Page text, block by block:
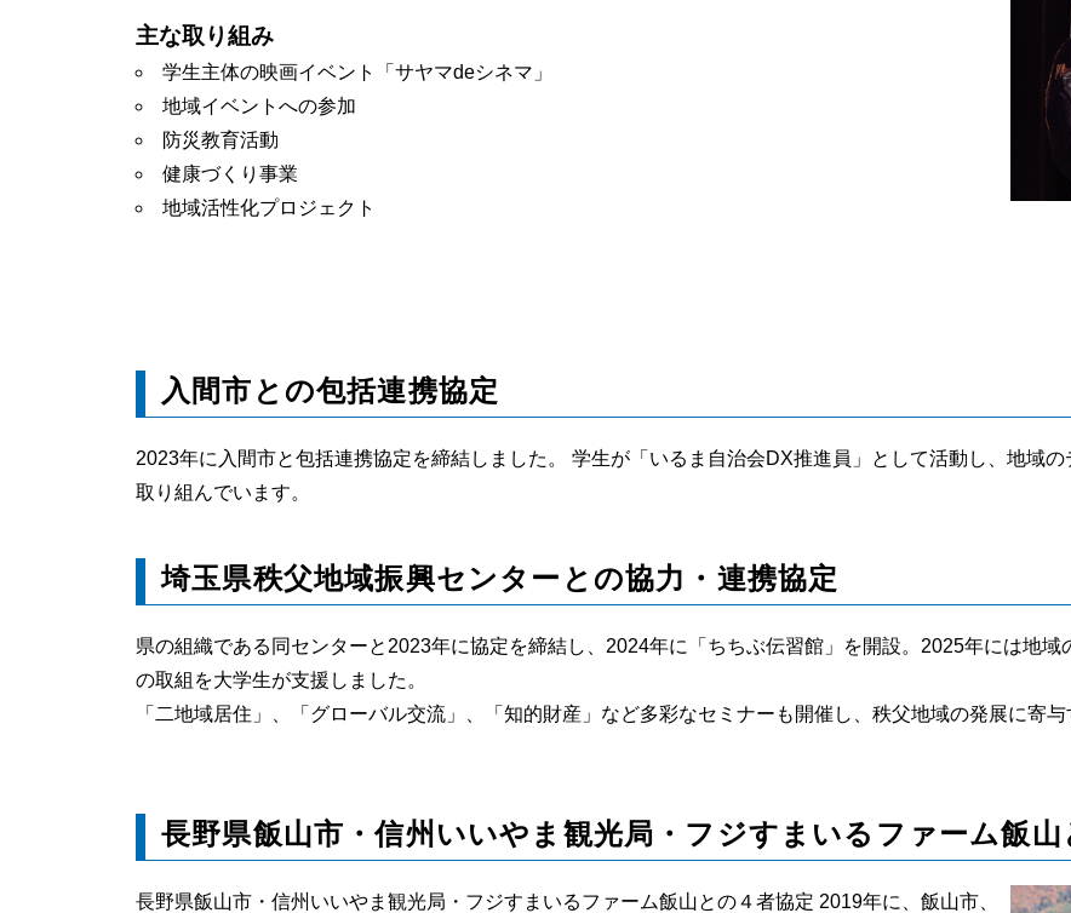
主な取り組み
学生主体の映画イベント「サヤマdeシネマ」
地域イベントへの参加
防災教育活動
健康づくり事業
地域活性化プロジェクト
入間市との包括連携協定
2023年に入間市と包括連携協定を締結しました。 学生が「いるま自治会DX推進員」として活動し、地域
取り組んでいます。
埼玉県秩父地域振興センターとの協力・連携協定
県の組織である同センターと2023年に協定を締結し、2024年に「ちちぶ伝習館」を開設。2025年には地
の取組を大学生が支援しました。
「二地域居住」、「グローバル交流」、「知的財産」など多彩なセミナーも開催し、秩父地域の発展に寄与
長野県飯山市・信州いいやま観光局・フジすまいるファーム飯山
長野県飯山市・信州いいやま観光局・フジすまいるファーム飯山との４者協定 2019年に、飯山市、